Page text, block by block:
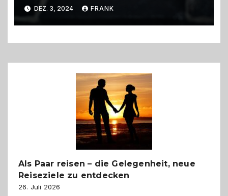
DEZ. 3, 2024 FRANK
Als Paar reisen – die Gelegenheit, neue
Reiseziele zu entdecken
26. Juli 2026